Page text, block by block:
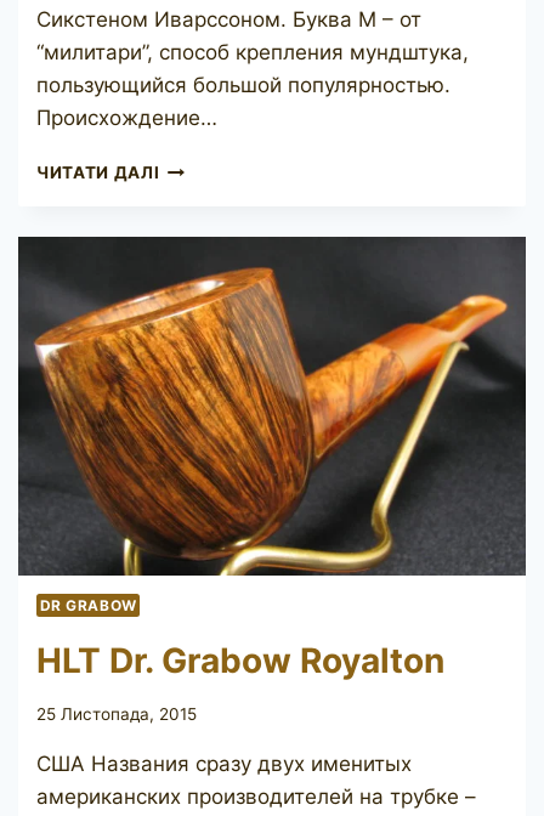
Сикстеном Иварссоном. Буква М – от
“милитари”, способ крепления мундштука,
пользующийся большой популярностью.
Происхождение…
ЧИТАТИ ДАЛІ STANWELL
ERA
S.IVARSSON
DESIGN
DR GRABOW
HLT Dr. Grabow Royalton
25 Листопада, 2015
США Названия сразу двух именитых
американских производителей на трубке –